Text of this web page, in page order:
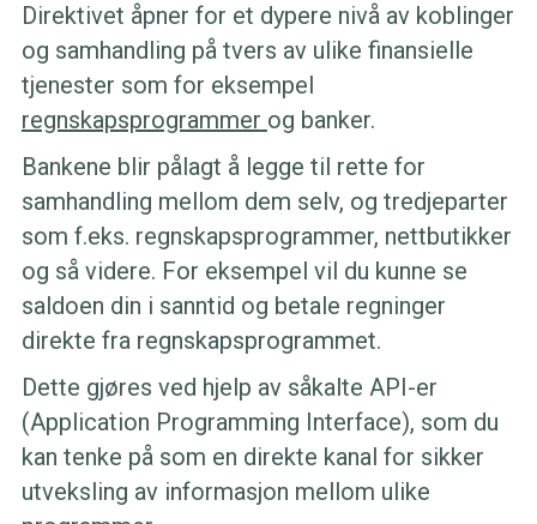
Direktivet åpner for et dypere nivå av koblinger
og samhandling på tvers av ulike finansielle
tjenester som for eksempel
regnskapsprogrammer og banker.
Bankene blir pålagt å legge til rette for
samhandling mellom dem selv, og tredjeparter
som f.eks. regnskapsprogrammer, nettbutikker
og så videre. For eksempel vil du kunne se
saldoen din i sanntid og betale regninger
direkte fra regnskapsprogrammet.
Dette gjøres ved hjelp av såkalte API-er
(Application Programming Interface), som du
kan tenke på som en direkte kanal for sikker
utveksling av informasjon mellom ulike